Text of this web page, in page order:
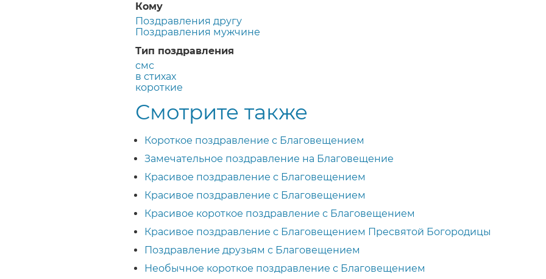
Кому
Поздравления другу
Поздравления мужчине
Тип поздравления
смс
в стихах
короткие
Смотрите также
Короткое поздравление с Благовещением
Замечательное поздравление на Благовещение
Красивое поздравление с Благовещением
Красивое поздравление с Благовещением
Красивое короткое поздравление с Благовещением
Красивое поздравление с Благовещением Пресвятой Богородицы
Поздравление друзьям с Благовещением
Необычное короткое поздравление с Благовещением